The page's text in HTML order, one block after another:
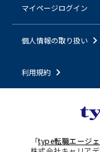
マイページログイン
個人情報の取り扱い
利用規約
「type転職エージ